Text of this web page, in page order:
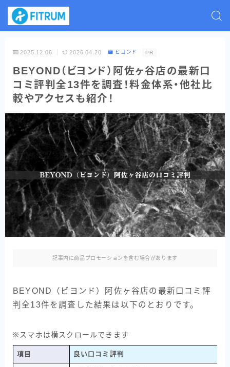
2025.12.06 2026.04.20 ビヨンド PR
BEYOND（ビヨンド）阿佐ヶ谷店の最新口
コミ評判全13件を調査！料金体系・他社比
較やアクセスも紹介！
記事内に商品プロモーションを含む場合があります
BEYOND（ビヨンド）阿佐ヶ谷店の最新口コミ評
判全13件を調査した結果は以下のとおりです。
※スマホは横スクロールできます
項目 良い口コミ評判